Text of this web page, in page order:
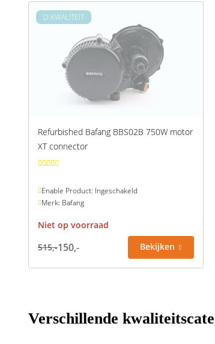
D-KWALITEIT
Refurbished Bafang BBS02B 750W motor
XT connector
Enable Product: Ingeschakeld
Merk: Bafang
Niet op voorraad
515,-150,- Bekijken
Verschillende